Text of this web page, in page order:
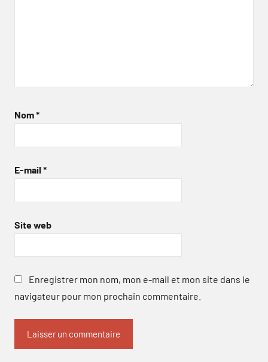
Nom*
E-mail *
Site web
Enregistrer mon nom, mon e-mail et mon site dans le
navigateur pour mon prochain commentaire.